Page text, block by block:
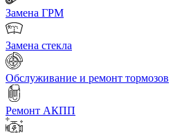
Замена ГРМ
Замена стекла
Обслуживание и ремонт тормозов
Ремонт АКПП